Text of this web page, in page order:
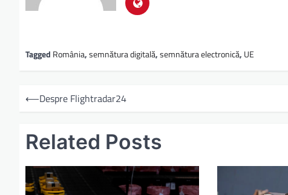
Tagged România,semnătura digitală,semnătura electronică, UE
⟵Despre Flightradar24
Related Posts